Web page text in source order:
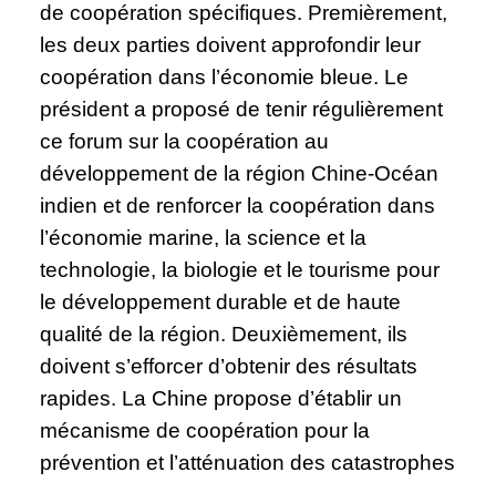
de coopération spécifiques. Premièrement,
les deux parties doivent approfondir leur
coopération dans l’économie bleue. Le
président a proposé de tenir régulièrement
ce forum sur la coopération au
développement de la région Chine-Océan
indien et de renforcer la coopération dans
l’économie marine, la science et la
technologie, la biologie et le tourisme pour
le développement durable et de haute
qualité de la région. Deuxièmement, ils
doivent s’efforcer d’obtenir des résultats
rapides. La Chine propose d’établir un
mécanisme de coopération pour la
prévention et l’atténuation des catastrophes